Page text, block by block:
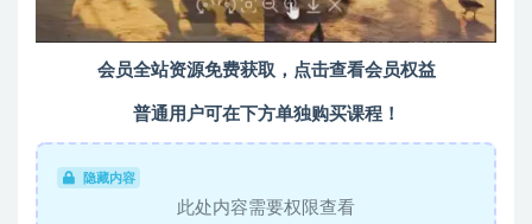
会员全站资源免费获取，点击查看会员权益
普通用户可在下方单独购买课程！
隐藏内容
此处内容需要权限查看